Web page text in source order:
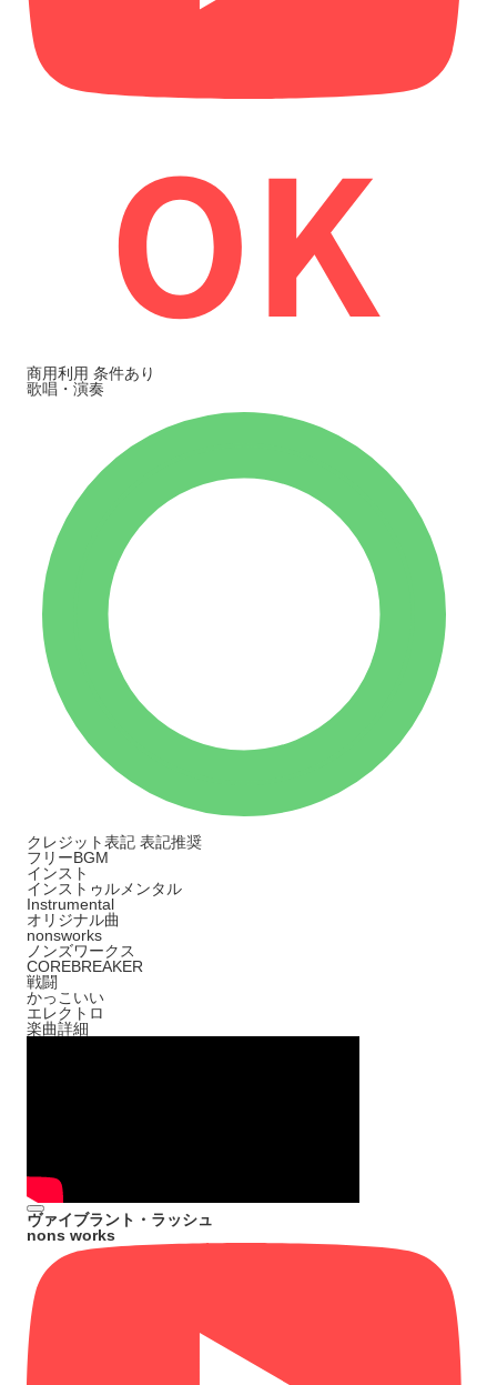
商用利用 条件あり
歌唱・演奏
クレジット表記 表記推奨
フリーBGM
インスト
インストゥルメンタル
Instrumental
オリジナル曲
nonsworks
ノンズワークス
COREBREAKER
戦闘
かっこいい
エレクトロ
楽曲詳細
ヴァイブラント・ラッシュ
nons works